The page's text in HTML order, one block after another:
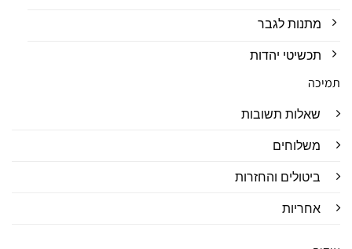
מתנות לגבר
תכשיטי יהדות
תמיכה
שאלות תשובות
משלוחים
ביטולים והחזרות
אחריות